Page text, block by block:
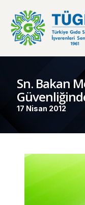
Sn. Bakan
17 Nisan 2012